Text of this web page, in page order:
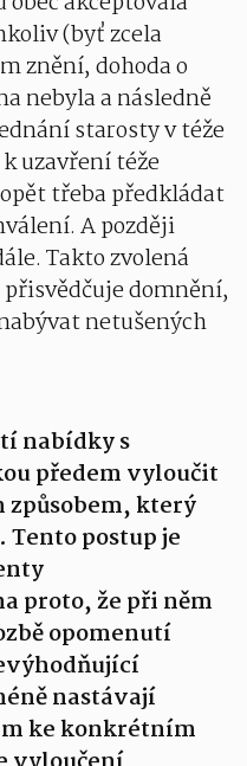
(byť zcela
znění, dohoda o
nebyla a následně
starosty v téže
uzavření téže
třeba předkládat
A později
Takto zvolená
domnění,
netušených
nabídky s
předem vyloučit
způsobem, který
postup je
proto, že při něm
opomenutí
nastávají
ke konkrétním